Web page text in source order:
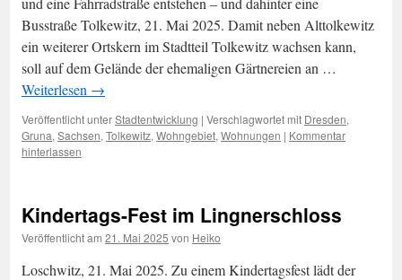
Busstraße Tolkewitz, 21. Mai 2025. Damit neben Alttolkewitz
ein weiterer Ortskern im Stadtteil Tolkewitz wachsen kann,
soll auf dem Gelände der ehemaligen Gärtnereien an …
Weiterlesen →
Veröffentlicht unterStadtentwicklung | Verschlagwortet mit Dresden,
Gruna, Sachsen, Tolkewitz, Wohngebiet, Wohnungen | Kommentar
hinterlassen
Kindertags-Fest im Lingnerschloss
Veröffentlicht am 21. Mai 2025 von Heiko
Loschwitz, 21. Mai 2025. Zu einem Kindertagsfest lädt der